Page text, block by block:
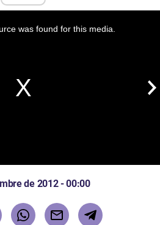
was found for this media.
de 2012 - 00:00